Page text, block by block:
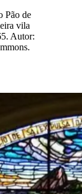
Pão de
vila
Autor: